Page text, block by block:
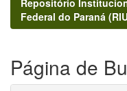
Repositório
Federal do Paraná
Página de